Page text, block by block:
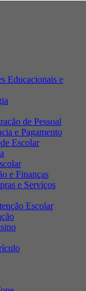
Educacionais e
de Pessoal
e Pagamento
Escolar
e Finanças
e Serviços
Escolar